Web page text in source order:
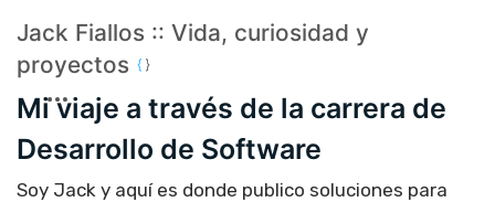
Jack Fiallos :: Vida, curiosidad y
proyectos
Mi viaje a través de la carrera de
Desarrollo de Software
Soy Jack y aquí es donde publico soluciones para